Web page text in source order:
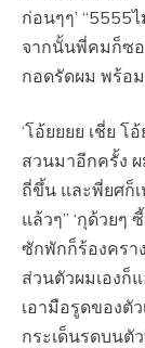
ก่อนๆๆ’ “5555
จากนั้นพี่คมก็ซอ
กอดรัดผม พร้อ
‘โอ้ยยยย เชี่ย โ
สวนมาอีกครั้ง
ถี่ขึ้น และพี่ยศก็เ
แล้วๆ” ‘กุด้วยๆ
ซักพักก็ร้องครา
ส่วนตัวผมเองก็
เอามือรูดของตั
กระเด็นรดบน